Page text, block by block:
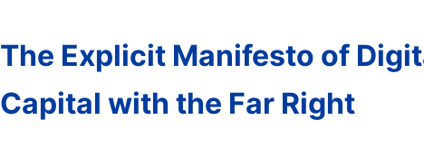
The Explicit Manifesto of
Capital with the Far Right